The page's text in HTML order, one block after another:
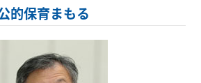
的保育まもる